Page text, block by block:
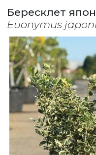
Бересклет
Euonymus